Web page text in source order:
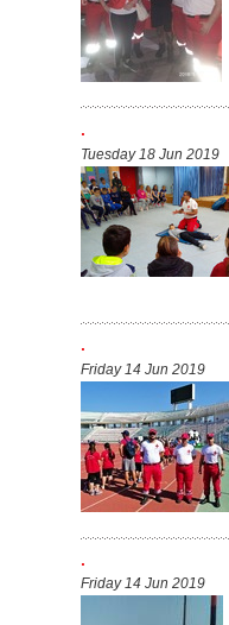
.
Tuesday 18 Jun 2019
.
Friday 14 Jun 2019
.
Friday 14 Jun 2019